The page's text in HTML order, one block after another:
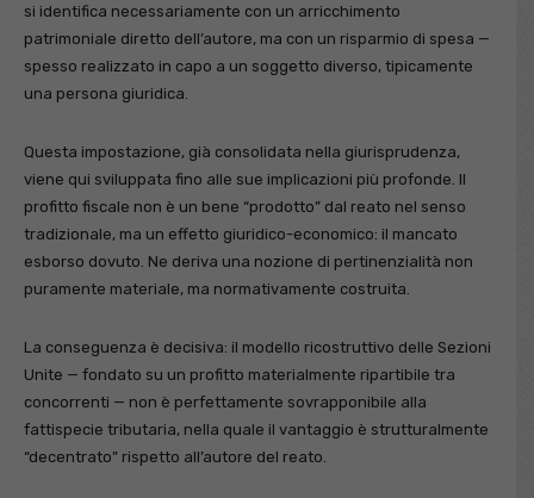
si identifica necessariamente con un arricchimento
patrimoniale diretto dell’autore, ma con un risparmio di spesa —
spesso realizzato in capo a un soggetto diverso, tipicamente
una persona giuridica.
Questa impostazione, già consolidata nella giurisprudenza,
viene qui sviluppata fino alle sue implicazioni più profonde. Il
profitto fiscale non è un bene “prodotto” dal reato nel senso
tradizionale, ma un effetto giuridico-economico: il mancato
esborso dovuto. Ne deriva una nozione di pertinenzialità non
puramente materiale, ma normativamente costruita.
La conseguenza è decisiva: il modello ricostruttivo delle Sezioni
Unite — fondato su un profitto materialmente ripartibile tra
concorrenti — non è perfettamente sovrapponibile alla
fattispecie tributaria, nella quale il vantaggio è strutturalmente
“decentrato” rispetto all’autore del reato.